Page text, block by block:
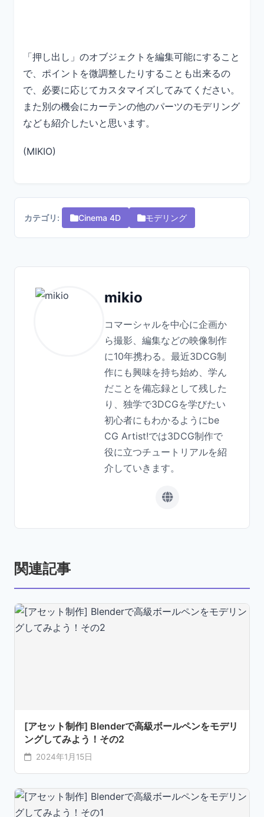
「押し出し」のオブジェクトを編集可能にすること
で、ポイントを微調整したりすることも出来るの
で、必要に応じてカスタマイズしてみてください。
また別の機会にカーテンの他のパーツのモデリング
なども紹介したいと思います。
(MIKIO)
カテゴリ: Cinema 4D モデリング
mikio
コマーシャルを中心に企画か
ら撮影、編集などの映像制作
に10年携わる。最近3DCG制
作にも興味を持ち始め、学ん
だことを備忘録として残した
り、独学で3DCGを学びたい
初心者にもわかるようにbe
CG Artist!では3DCG制作で
役に立つチュートリアルを紹
介していきます。
関連記事
[アセット制作] Blenderで高級ボールペンをモデリ
ングしてみよう！その2
2024年1月15日